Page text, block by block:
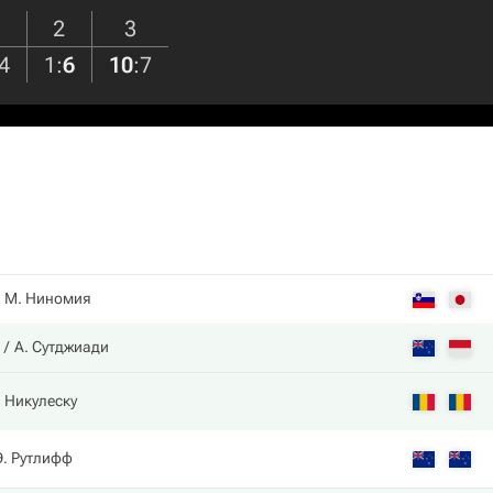
2
3
1 :6 10:7
М. Ниномия
А. Сутджиади
Рутлифф